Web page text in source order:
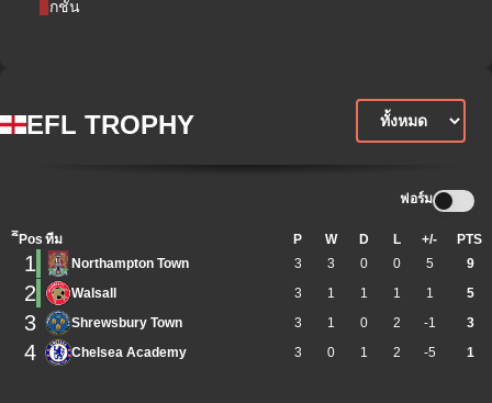
ตกชั้น
EFL TROPHY
ฟอร์ม
ิีPos ทีม P W D L +/- PTS
1 Northampton Town 3 3 0 0 5 9
2 Walsall 3 1 1 1 1 5
3 Shrewsbury Town 3 1 0 2 -1 3
4 Chelsea Academy 3 0 1 2 -5 1